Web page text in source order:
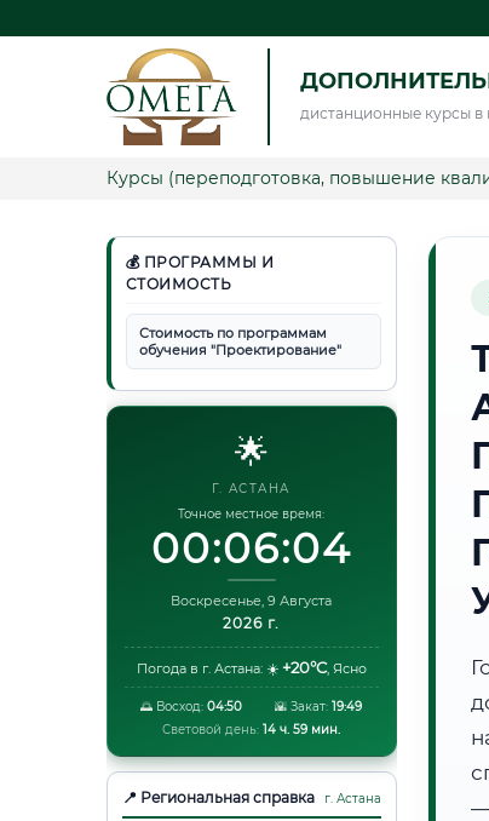
дистанционные курсы в
Курсы (переподготовка, повышение
💰 ПРОГРАММЫ И
СТОИМОСТЬ
Стоимость по программам
обучения "Проектирование"
🌟
Г. АСТАНА
Точное местное время:
00:06:05
Воскресенье, 9 Августа
2026 г.
Погода в г. Астана: ☀️ +20°C, Ясно
🌅 Восход: 04:50 🌇 Закат: 19:49
Световой день: 14 ч. 59 мин.
📍 Региональная справка г. Астана
—